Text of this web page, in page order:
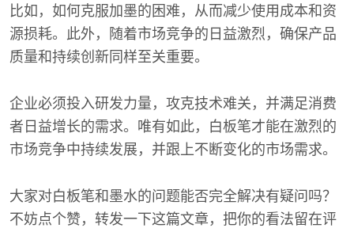
比如，如何克服加墨的困难，从而减少使用成本和资
源损耗。此外，随着市场竞争的日益激烈，确保产品
质量和持续创新同样至关重要。
企业必须投入研发力量，攻克技术难关，并满足消费
者日益增长的需求。唯有如此，白板笔才能在激烈的
市场竞争中持续发展，并跟上不断变化的市场需求。
大家对白板笔和墨水的问题能否完全解决有疑问吗？
不妨点个赞，转发一下这篇文章，把你的看法留在评